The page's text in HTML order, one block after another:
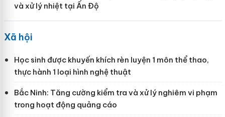
và xử lý nhiệt tại Ấn Độ
Xã hội
Học sinh được khuyến khích rèn luyện 1 môn thể thao,
thực hành 1 loại hình nghệ thuật
Bắc Ninh: Tăng cường kiểm tra và xử lý nghiêm vi phạm
trong hoạt động quảng cáo